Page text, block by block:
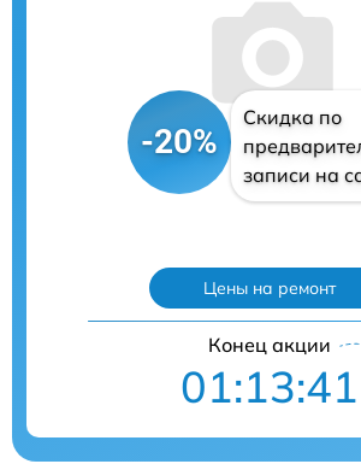
-20%
Скидка по
записи на
Цены на ремонт
Конец акции
01:13:40